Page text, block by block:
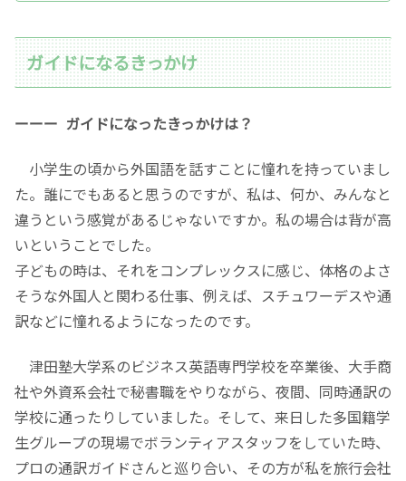
ガイドになるきっかけ
ーーー ガイドになったきっかけは？
小学生の頃から外国語を話すことに憧れを持っていまし
た。誰にでもあると思うのですが、私は、何か、みんなと
違うという感覚があるじゃないですか。私の場合は背が高
いということでした。
子どもの時は、それをコンプレックスに感じ、体格のよさ
そうな外国人と関わる仕事、例えば、スチュワーデスや通
訳などに憧れるようになったのです。
津田塾大学系のビジネス英語専門学校を卒業後、大手商
社や外資系会社で秘書職をやりながら、夜間、同時通訳の
学校に通ったりしていました。そして、来日した多国籍学
生グループの現場でボランティアスタッフをしていた時、
プロの通訳ガイドさんと巡り合い、その方が私を旅行会社